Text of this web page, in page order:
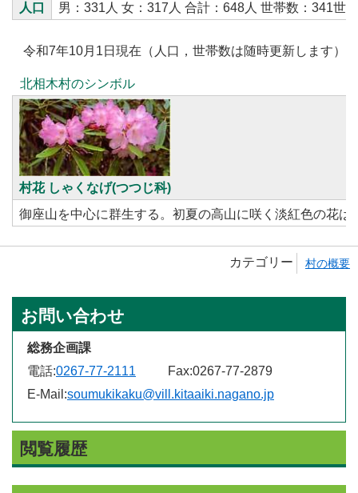
人口
男：331人 女：317人 合計：648人 世帯数：341世帯
令和7年10月1日現在（人口，世帯数は随時更新します）
北相木村のシンボル
村花 しゃくなげ(つつじ科)
御座山を中心に群生する。初夏の高山に咲く淡紅色の花
カテゴリー 村の概要
お問い合わせ
総務企画課
電話:0267-77-2111 Fax:0267-77-2879
E-Mail:soumukikaku@vill.kitaaiki.nagano.jp
閲覧履歴